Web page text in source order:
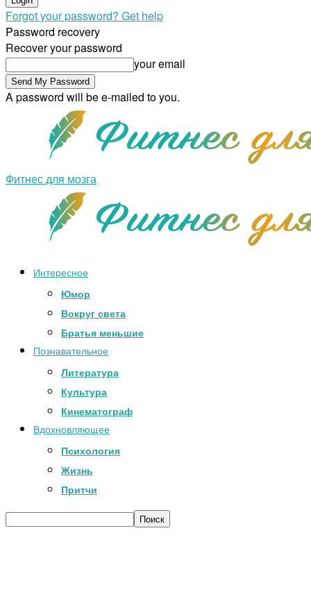
Forgot your password? Get help
Password recovery
Recover your password
your email
A password will be e-mailed to you.
Фитнес для мозга
Интересное
Юмор
Вокруг света
Братья меньшие
Познавательное
Литература
Культура
Кинематограф
Вдохновляющее
Психология
Жизнь
Притчи